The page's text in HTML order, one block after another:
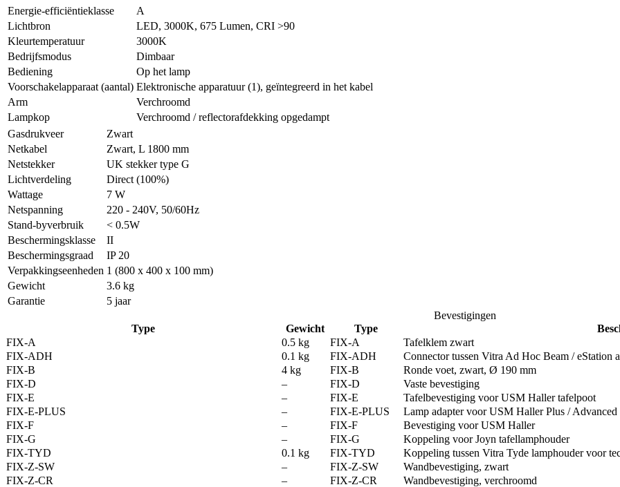
Energie-efficiëntieklasse
A
Lichtbron
LED, 3000K, 675 Lumen, CRI >90
Kleurtemperatuur
3000K
Bedrijfsmodus
Dimbaar
Bediening
Op het lamp
Voorschakelapparaat (aantal) Elektronische apparatuur (1), geïntegreerd in het kabel
Arm
Verchroomd
Lampkop
Verchroomd / reflectorafdekking opgedampt
Gasdrukveer
Zwart
Netkabel
Zwart, L 1800 mm
Netstekker
UK stekker type G
Lichtverdeling
Direct (100%)
Wattage
7 W
Netspanning
220 - 240V, 50/60Hz
Stand-byverbruik
< 0.5W
Beschermingsklasse
II
Beschermingsgraad
IP 20
Verpakkingseenheden 1 (800 x 400 x 100 mm)
Gewicht
3.6 kg
Garantie
5 jaar
Bevestigingen
Type
Gewicht Type
FIX-A
0.5 kg FIX-A Tafelklem zwart
FIX-ADH
0.1 kg FIX-ADH Connector tussen Vitra Ad Hoc Beam / eStation
FIX-B
4 kg FIX-B Ronde voet, zwart, Ø 190 mm
FIX-D
– FIX-D Vaste bevestiging
FIX-E
– FIX-E Tafelbevestiging voor USM Haller tafelpoot
FIX-E-PLUS
– FIX-E-PLUS Lamp adapter voor USM Haller Plus /
FIX-F
– FIX-F Bevestiging voor USM Haller
FIX-G
– FIX-G Koppeling voor Joyn tafellamphouder
FIX-TYD
0.1 kg FIX-TYD Koppeling tussen Vitra Tyde lamphouder voor
FIX-Z-SW
– FIX-Z-SW Wandbevestiging, zwart
FIX-Z-CR
– FIX-Z-CR Wandbevestiging, verchroomd